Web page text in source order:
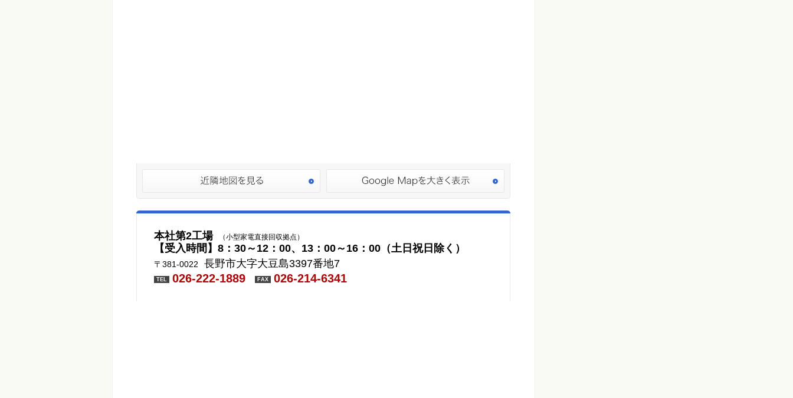
本社第2工場 （小型家電直接回収拠点）
【受入時間】8：30～12：00、13：00～16：00（土日祝日除く）
〒381-0022 長野市大字大豆島3397番地7
TEL 026-222-1889 FAX 026-214-6341